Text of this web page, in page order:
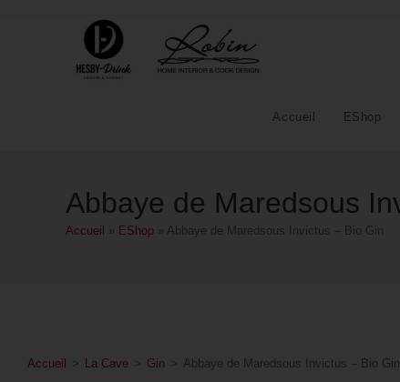
Accueil EShop
Abbaye de Maredsous
Accueil EShop Abbaye de Maredsous Invictus – Bio Gin
Accueil > La Cave > Gin > Abbaye de Maredsous Invictus – Bio Gin